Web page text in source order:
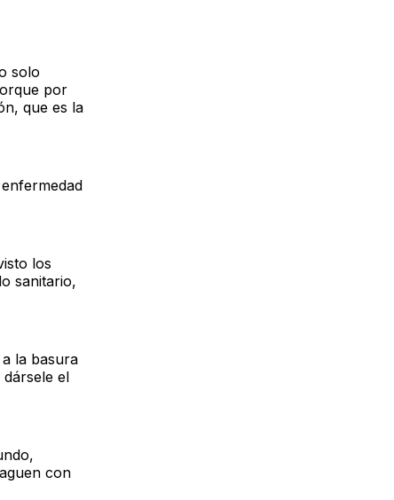
solo
por
que es la
los
sanitario,
la basura
el
con